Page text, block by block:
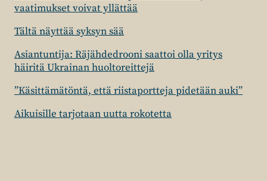
vaatimukset voivat yllättää
Tältä näyttää syksyn sää
Asiantuntija: Räjähdedrooni saattoi olla yritys
häiritä Ukrainan huoltoreittejä
”Käsittämätöntä, että riistaportteja pidetään auki”
Aikuisille tarjotaan uutta rokotetta